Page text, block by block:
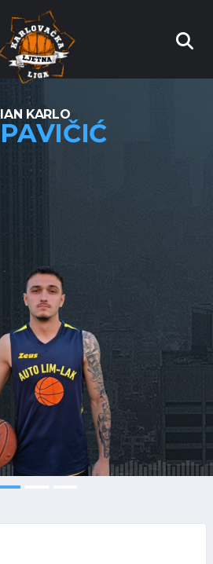
IAN KARLO
PAVIČIĆ